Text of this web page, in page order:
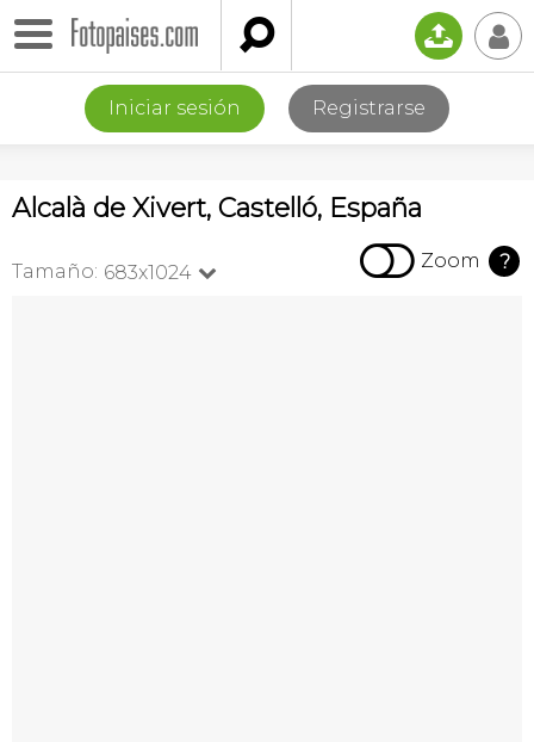
 📤 👤
Iniciar sesión Registrarse
Alcalà de Xivert, Castelló, España
Tamaño: 683x1024   Zoom ?